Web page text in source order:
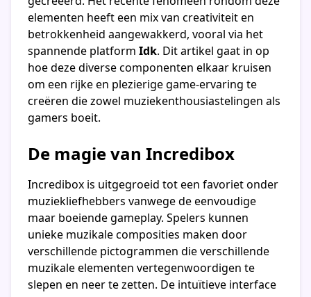
elementen heeft een mix van creativiteit en
betrokkenheid aangewakkerd, vooral via het
spannende platform Idk. Dit artikel gaat in op
hoe deze diverse componenten elkaar kruisen
om een rijke en plezierige game-ervaring te
creëren die zowel muziekenthousiastelingen als
gamers boeit.
De magie van Incredibox
Incredibox is uitgegroeid tot een favoriet onder
muziekliefhebbers vanwege de eenvoudige
maar boeiende gameplay. Spelers kunnen
unieke muzikale composities maken door
verschillende pictogrammen die verschillende
muzikale elementen vertegenwoordigen te
slepen en neer te zetten. De intuïtieve interface